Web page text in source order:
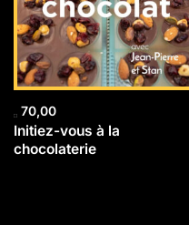
70,00
Initiez-vous à la
chocolaterie